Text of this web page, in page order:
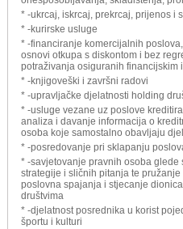
* -ukrcaj, iskrcaj, prekrcaj, prijenos i
* -kurirske usluge
* -financiranje komercijalnih
osnovi otkupa s diskontom i bez
potraživanja osiguranih financijskim
* -knjigoveški i završni radovi
* -upravljačke djelatnosti holding
* -usluge vezane uz poslove
analiza i davanje informacija o
osoba koje samostalno obavljaju
* -posredovanje pri sklapanju
* -savjetovanje pravnih osoba glede
strategije i sličnih pitanja te
poslovna spajanja i stjecanje
društvima
* -djelatnost posrednika u korist
športu i kulturi